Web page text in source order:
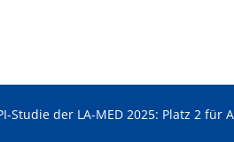
Studie der LA-MED 2025: Platz 2 für